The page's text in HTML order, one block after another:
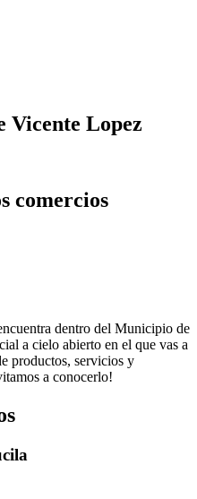
Vicente Lopez
comercios
dentro del Municipio de
a cielo abierto en el que vas a
productos, servicios y
a conocerlo!